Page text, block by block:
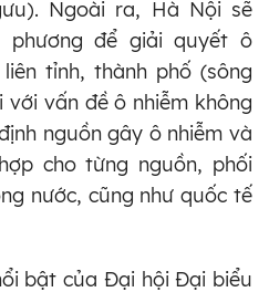
Ngoài ra, Hà Nội sẽ
phương để giải quyết ô
tỉnh, thành phố (sông
vấn đề ô nhiễm không
nguồn gây ô nhiễm và
cho từng nguồn, phối
nước, cũng như quốc tế
bật của Đại hội Đại biểu